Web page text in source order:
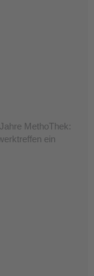
MethoThek:
ein